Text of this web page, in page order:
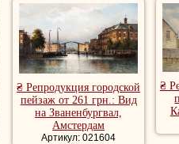
₴ Репродукция городской
пейзаж от 261 грн.: Вид
на Званенбургвал,
Амстердам
Артикул: 021604
₴